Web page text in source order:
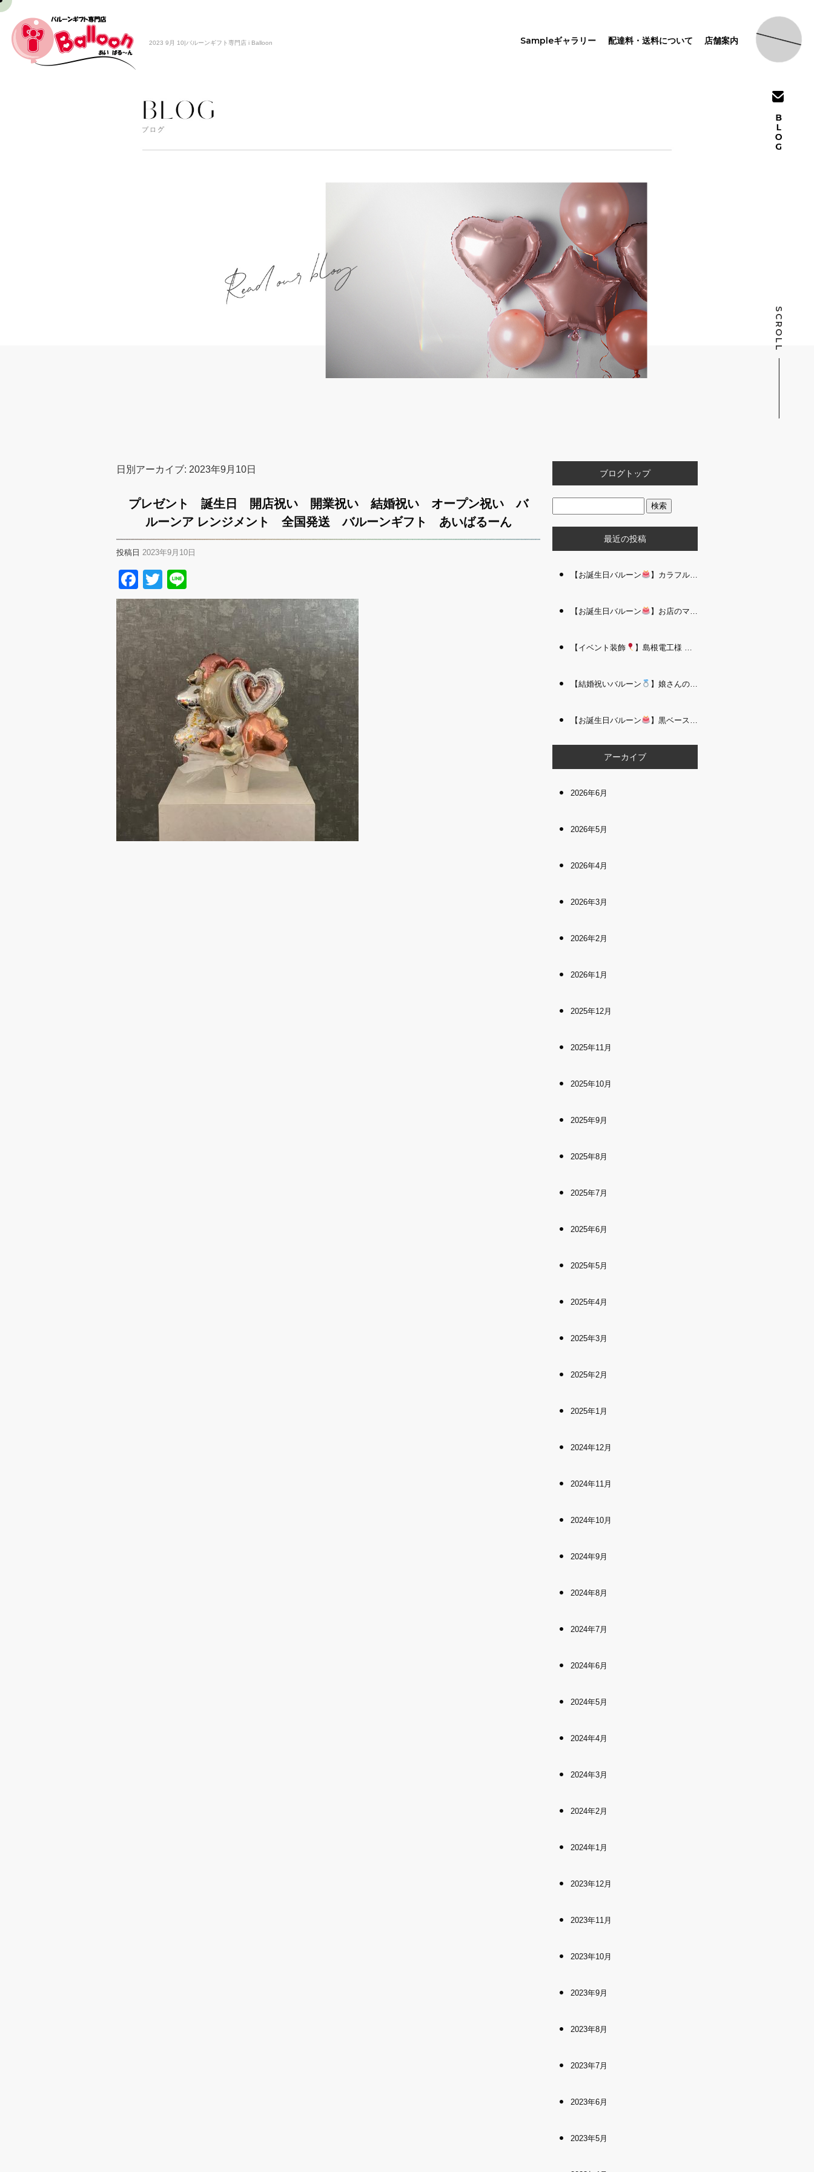
2023 9月 10|バルーンギフト専門店 i Balloon Sampleギャラリー 配達料・送料について 店舗案内
SCROLL
日別アーカイブ: 2023年9月10日
プレゼント 誕生日 開店祝い 開業祝い 結婚祝い オープン祝い バ
ルーンア レンジメント 全国発送 バルーンギフト あいばるーん
投稿日 2023年9月10日
Facebook
Twitter
ブログトップ
最近の投稿
【お誕生日バルーン 】カラフルで存在感たっぷりのバルーンタワー｜松江 i Balloo n
【お誕生日バルーン 】お店のママさんへの華やかなお祝いに｜シャンパン付き豪 華バルーンアレンジメント｜松江 i Balloon
【イベント装飾 】島根電工様 お客様感謝祭｜入口アーチ＆キッズコーナー装飾 を担当しました｜松江 i Balloon
【結婚祝いバルーン 】娘さんのご結婚祝いに｜ウェディングベアとフラワーイン バルーンが華やかなバルーンアレンジメント｜松江 i Balloon
【お誕生日バルーン 】黒ベース×ヒョウ柄がおしゃれ
アーカイブ
2026年6月
2026年5月
2026年4月
2026年3月
2026年2月
2026年1月
2025年12月
2025年11月
2025年10月
2025年9月
2025年8月
2025年7月
2025年6月
2025年5月
2025年4月
2025年3月
2025年2月
2025年1月
2024年12月
2024年11月
2024年10月
2024年9月
2024年8月
2024年7月
2024年6月
2024年5月
2024年4月
2024年3月
2024年2月
2024年1月
2023年12月
2023年11月
2023年10月
2023年9月
2023年8月
2023年7月
2023年6月
2023年5月